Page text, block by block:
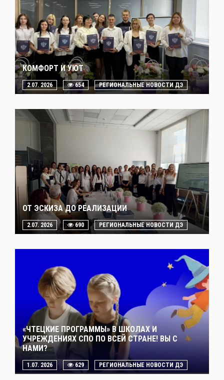
КОМФОРТ И УЮТ
2.07. 2026 654 РЕГИОНАЛЬНЫЕ НОВОСТИ ДЭ
ОТ ЭСКИЗА ДО РЕАЛИЗАЦИИ
2.07. 2026 690 РЕГИОНАЛЬНЫЕ НОВОСТИ ДЭ
«ЧТЕЦКИЕ ПРОГРАММЫ» В ШКОЛАХ И
УЧРЕЖДЕНИЯХ СПО ПО ВСЕЙ СТРАНЕ! ВЫ С
НАМИ?
1.07. 2026 629 РЕГИОНАЛЬНЫЕ НОВОСТИ ДЭ